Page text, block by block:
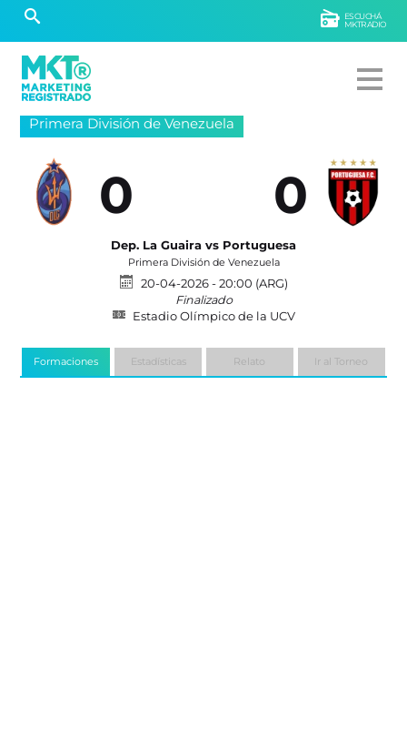
ESCUCHÁ
MKTRADIO
Primera División de Venezuela
0 0
Dep. La Guaira vs Portuguesa
Primera División de Venezuela
20-04-2026 - 20:00 (ARG)
Finalizado
Estadio Olímpico de la UCV
Formaciones Estadísticas Relato Ir al Torneo